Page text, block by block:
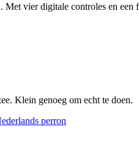
vier digitale controles en
Klein genoeg om echt te doen.